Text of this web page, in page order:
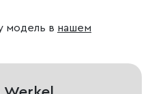
модель в нашем